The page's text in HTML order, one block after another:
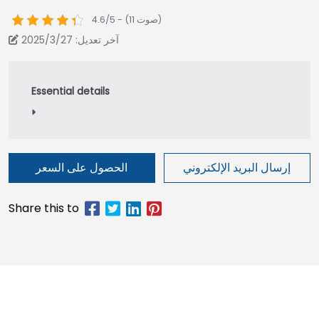
4.6/5 - (11 صوت)
آخر تعديل: 2025/3/27
الحصول على السعر إرسال البريد الإلكتروني